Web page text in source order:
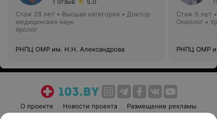
Стаж 28 лет • Высшая категория • Доктор
медицинских наук
Уролог
РНПЦ ОМР им. Н.Н. Александрова
Стаж 5 лет
Онколог •
РНПЦ ОМР
О проекте Новости проекта
Размещение рекламы